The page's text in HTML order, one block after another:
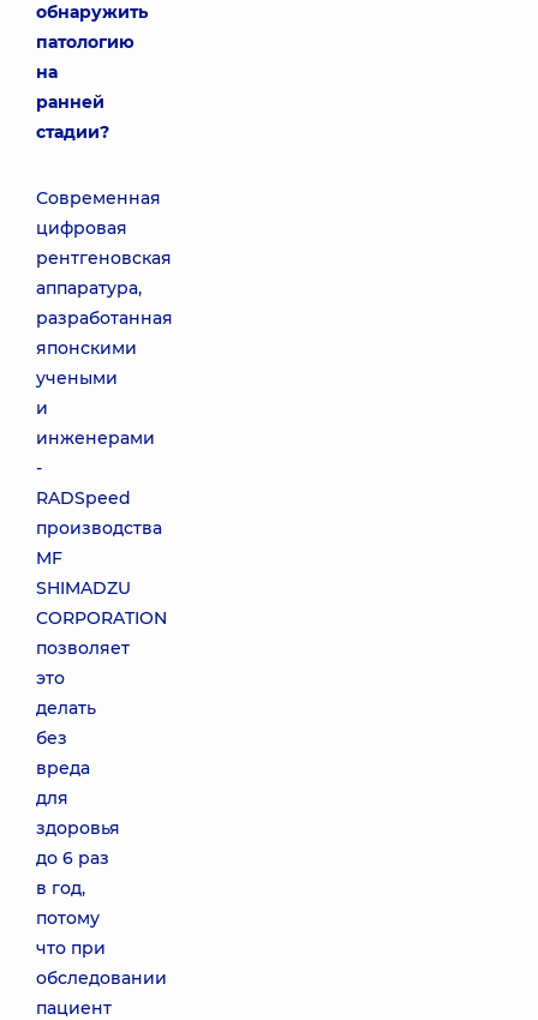
обнаружить
патологию
на
ранней
стадии?
Современная
цифровая
рентгеновская
аппаратура,
разработанная
японскими
учеными
и
инженерами
-
RADSpeed
производства
MF
SHIMADZU
CORPORATION
позволяет
это
делать
без
вреда
для
здоровья
до 6 раз
в год,
потому
что при
обследовании
пациент